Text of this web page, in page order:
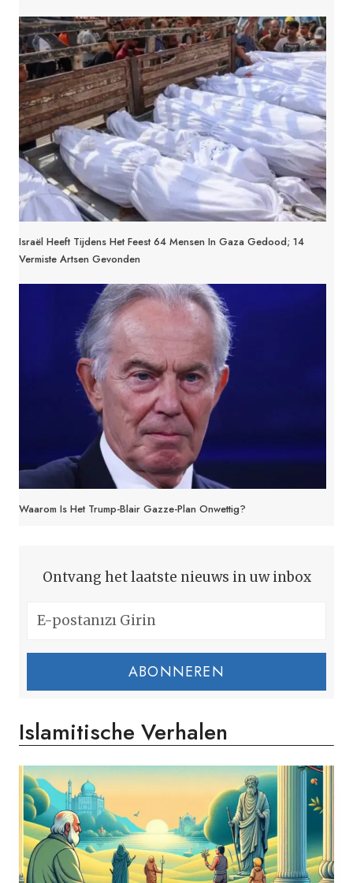
Israël Heeft Tijdens Het Feest 64 Mensen In Gaza Gedood; 14
Vermiste Artsen Gevonden
Waarom Is Het Trump-Blair Gazze-Plan Onwettig?
Ontvang het laatste nieuws in uw inbox
ABONNEREN
Islamitische Verhalen